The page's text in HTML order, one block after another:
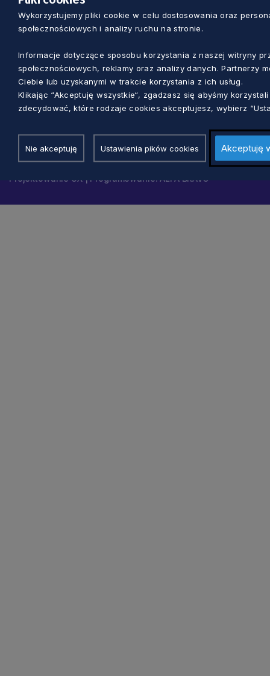
© 2026 Pomorskie.eu
Polityka prywatności
Projektowanie UX | Programowanie: ALFA BRAVO
Wykorzystujemy pliki cookie w celu dostosowania oraz
społecznościowych i analizy ruchu na stronie.
Informacje dotyczące sposobu korzystania z naszej witryny
społecznościowych, reklamy oraz analizy danych. Partnerzy
Ciebie lub uzyskanymi w trakcie korzystania z ich usług.
Klikając “Akceptuję wszystkie“, zgadzasz się abyśmy
zdecydować, które rodzaje cookies akceptujesz, wybierz
Nie akceptuję Ustawienia pików cookies Akceptuję